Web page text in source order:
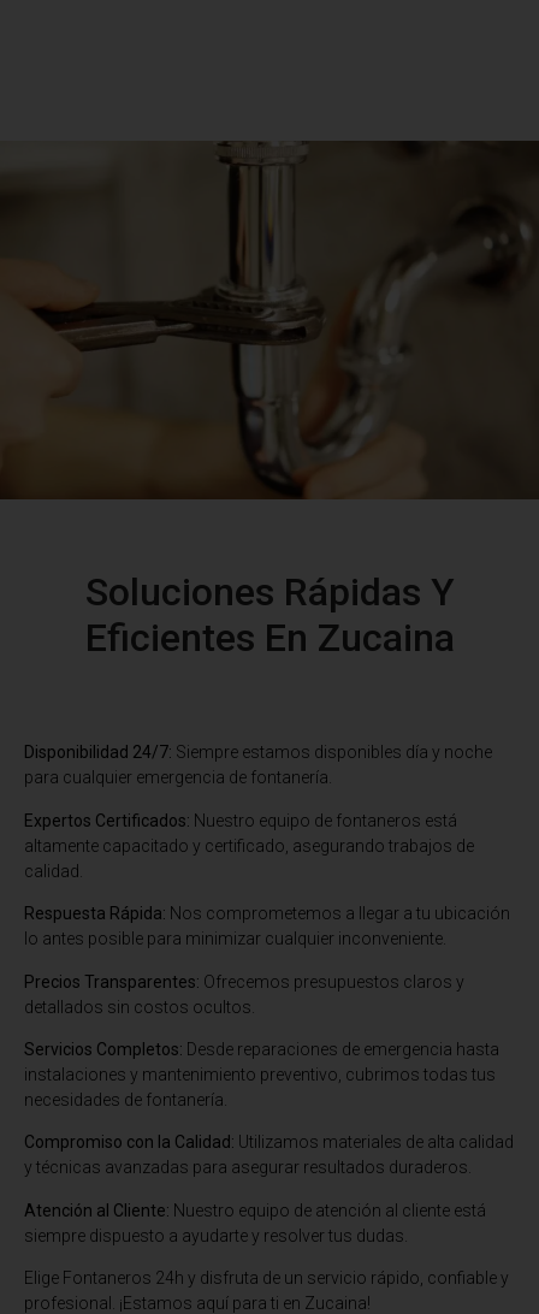
Soluciones Rápidas Y
Eficientes En Zucaina
Disponibilidad 24/7: Siempre estamos disponibles día y noche
para cualquier emergencia de fontanería.
Expertos Certificados: Nuestro equipo de fontaneros está
altamente capacitado y certificado, asegurando trabajos de
calidad.
Respuesta Rápida: Nos comprometemos a llegar a tu ubicación
lo antes posible para minimizar cualquier inconveniente.
Precios Transparentes: Ofrecemos presupuestos claros y
detallados sin costos ocultos.
Servicios Completos: Desde reparaciones de emergencia hasta
instalaciones y mantenimiento preventivo, cubrimos todas tus
necesidades de fontanería.
Compromiso con la Calidad: Utilizamos materiales de alta calidad
y técnicas avanzadas para asegurar resultados duraderos.
Atención al Cliente: Nuestro equipo de atención al cliente está
siempre dispuesto a ayudarte y resolver tus dudas.
Elige Fontaneros 24h y disfruta de un servicio rápido, confiable y
profesional. ¡Estamos aquí para ti en Zucaina!